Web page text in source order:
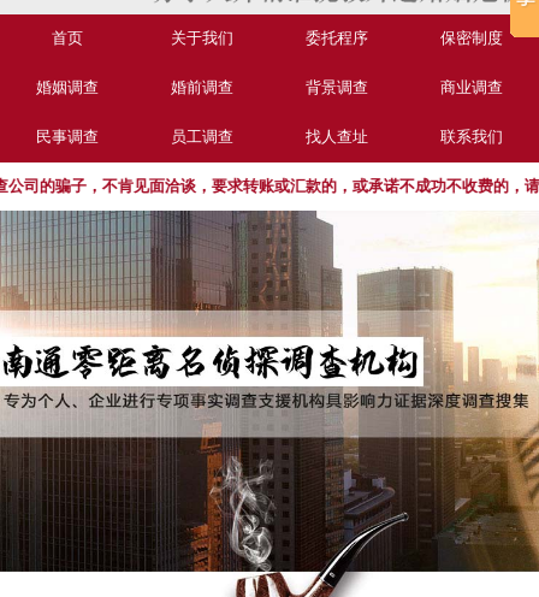
首页 关于我们 委托程序 保密制度
婚姻调查 婚前调查 背景调查 商业调查
民事调查 员工调查 找人查址 联系我们
的骗子，不肯见面洽谈，要求转账或汇款的，或承诺不成功不收费的，请擦